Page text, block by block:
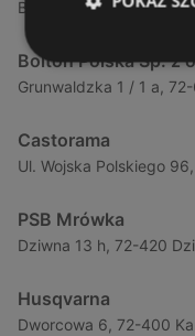
Bolesława Chrobrego
Bolton Polska Sp. z
Grunwaldzka 1 / 1 a,
Castorama
Ul. Wojska Polskiego
PSB Mrówka
Dziwna 13 h, 72-420
Husqvarna
Dworcowa 6, 72-400